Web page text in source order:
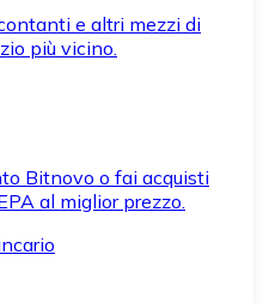
e altri mezzi di
più vicino.
Bitnovo o fai acquisti
al miglior prezzo.